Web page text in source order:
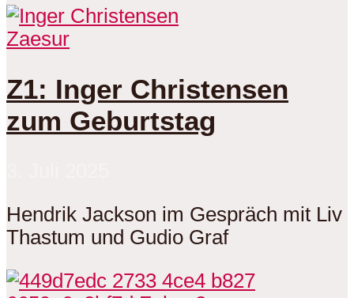
Zaesur
Z1: Inger Christensen
zum Geburtstag
Hendrik Jackson im Gespräch mit Liv
Thastum und Gudio Graf